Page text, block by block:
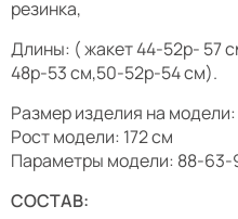
резинка,
Длины: ( жакет 44-52р- 57
48р-53 см,50-52р-54 см).
Размер изделия на
Рост модели: 172 см
Параметры модели: 88-63-
СОСТАВ: